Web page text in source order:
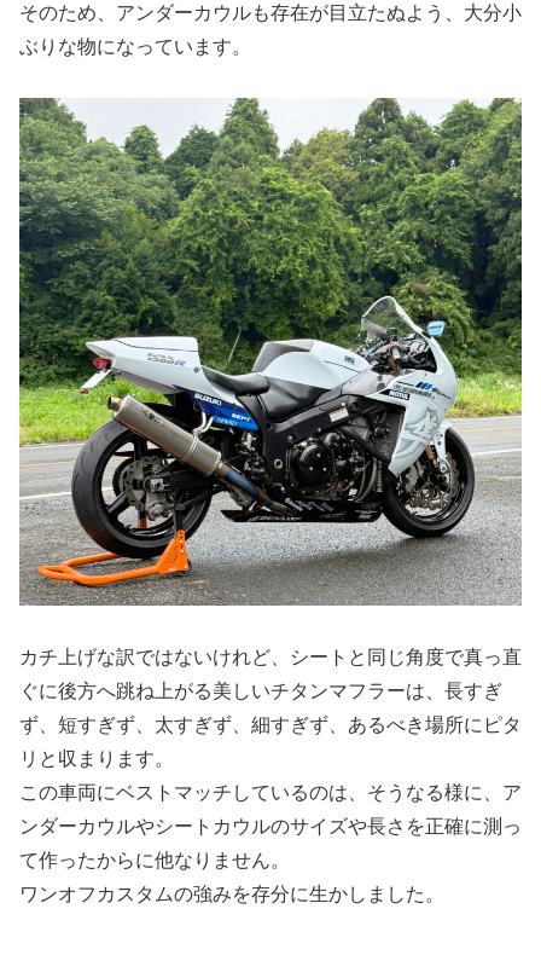
そのため、アンダーカウルも存在が目立たぬよう、大分小
ぶりな物になっています。
カチ上げな訳ではないけれど、シートと同じ角度で真っ直
ぐに後方へ跳ね上がる美しいチタンマフラーは、長すぎ
ず、短すぎず、太すぎず、細すぎず、あるべき場所にピタ
リと収まります。
この車両にベストマッチしているのは、そうなる様に、ア
ンダーカウルやシートカウルのサイズや長さを正確に測っ
て作ったからに他なりません。
ワンオフカスタムの強みを存分に生かしました。